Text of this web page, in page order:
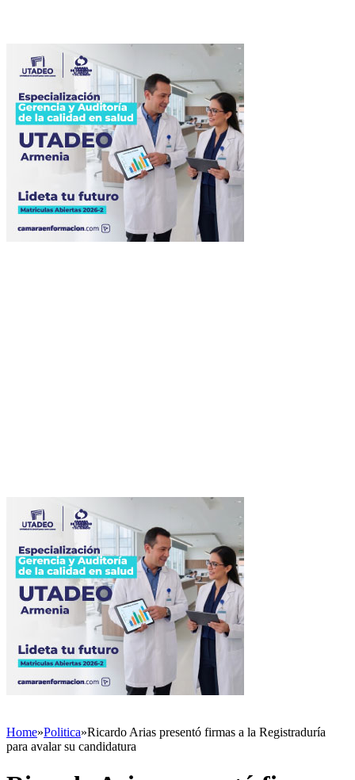
Home»Politica»Ricardo Arias presentó firmas a la Registraduría
para avalar su candidatura